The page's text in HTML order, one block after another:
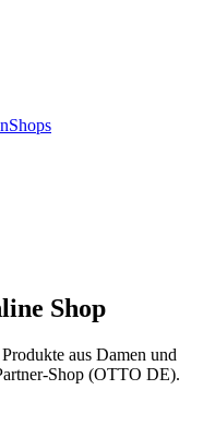
Shops
Shop
aus Damen und
Shop (OTTO DE).